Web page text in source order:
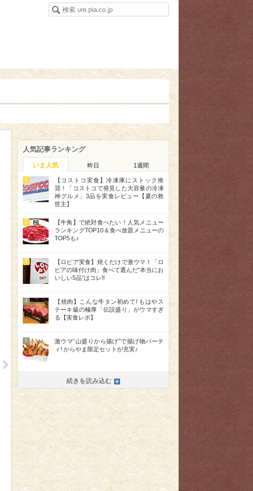
人気記事ランキング
いま人気 昨日 1週間
1
【コストコ実食】冷凍庫にストック推
奨！「コストコで発見した大容量の冷凍
神グルメ」3品を実食レビュー【夏の救
世主】
2
【牛角】で絶対食べたい！人気メニュー
ランキングTOP10＆食べ放題メニューの
TOP5も♪
3
【ロピア実食】焼くだけで激ウマ！「ロ
ピアの味付け肉」食べて選んだ“本当にお
いしい5品”はコレ!!
4
【焼肉】こんな牛タン初めて! もはやス
テーキ級の極厚「伝説盛り」がウマすぎ
る【実食レポ】
5
激ウマ“山盛りから揚げ”で揚げ物パーテ
ィ! からやま限定セットが充実♪
続きを読み込む